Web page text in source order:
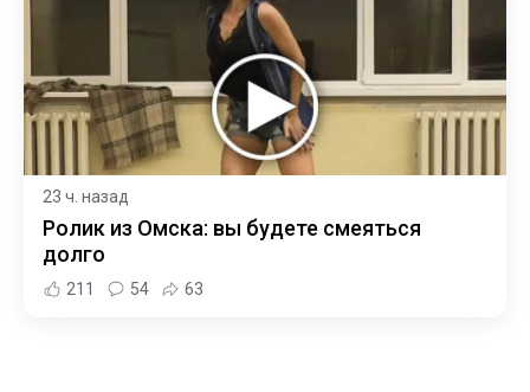
23 ч. назад
Ролик из Омска: вы будете смеяться
долго
211 54 63